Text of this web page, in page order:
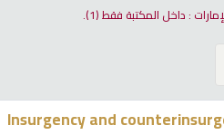
: داخل المكتبة فقط(1).
Insurgency and